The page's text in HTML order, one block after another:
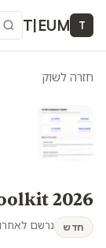
T
T|EUM
חזרה לשוק
2026
חדש נרשם